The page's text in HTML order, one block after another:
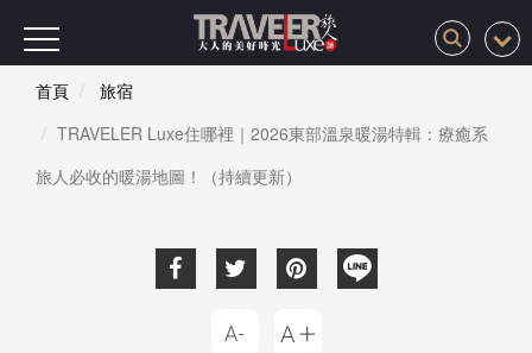
首頁
旅宿
TRAVELER Luxe住哪裡｜2026東部溫泉暖湯特輯：療癒系
旅人必收的暖湯地圖！（持續更新）